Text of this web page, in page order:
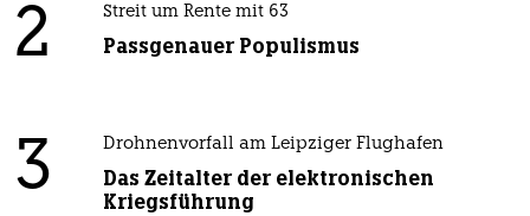
2 Streit um Rente mit 63
Passgenauer Populismus
3 Drohnenvorfall am Leipziger Flughafen
Das Zeitalter der elektronischen
Kriegsführung